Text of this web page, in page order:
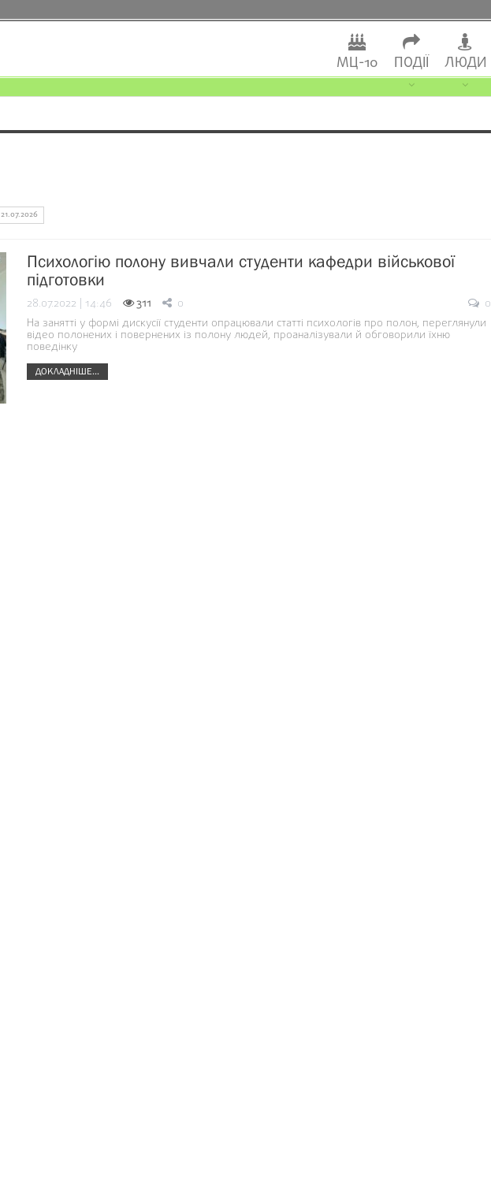
МЦ-10 ПОДІЇ ЛЮДИ
21.07.2026
Психологію полону вивчали студенти кафедри військової
підготовки
28.07.2022 | 14:46 311 0
0
На занятті у формі дискусії студенти опрацювали статті психологів про полон, переглянули
відео полонених і повернених із полону людей, проаналізували й обговорили їхню
поведінку
ДОКЛАДНІШЕ...